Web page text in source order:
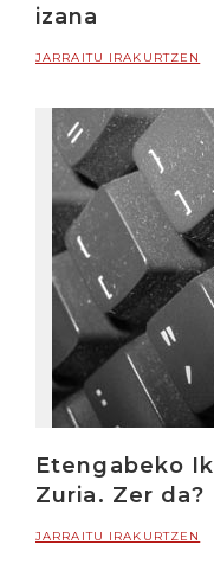
izana
JARRAITU IRAKURTZEN
Etengabeko
Zuria. Zer da?
JARRAITU IRAKURTZEN